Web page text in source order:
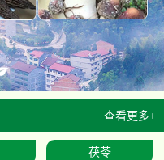
查看更多+
茯苓